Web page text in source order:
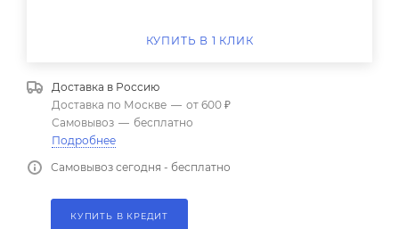
КУПИТЬ В 1 КЛИК
Доставка в Россию
Доставка по Москве — от 600 ₽
Самовывоз — бесплатно
Подробнее
Самовывоз сегодня - бесплатно
КУПИТЬ В КРЕДИТ